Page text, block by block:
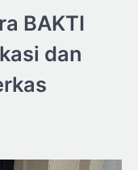
BAKTI
dan